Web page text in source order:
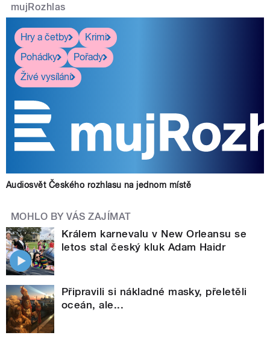
mujRozhlas
Hry a četby
Krimi
Pohádky
Pořady
Živé vysílání
Audiosvět Českého rozhlasu na jednom místě
MOHLO BY VÁS ZAJÍMAT
Králem karnevalu v New Orleansu se
letos stal český kluk Adam Haidr
Připravili si nákladné masky, přeletěli
oceán, ale...